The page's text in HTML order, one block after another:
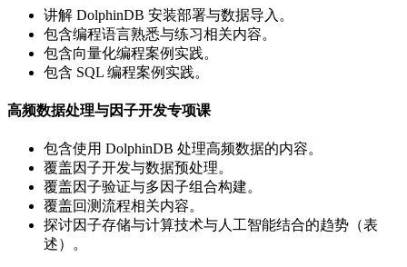
讲解 DolphinDB 安装部署与数据导入。
包含编程语言熟悉与练习相关内容。
包含向量化编程案例实践。
包含 SQL 编程案例实践。
高频数据处理与因子开发专项课
包含使用 DolphinDB 处理高频数据的内容。
覆盖因子开发与数据预处理。
覆盖因子验证与多因子组合构建。
覆盖回测流程相关内容。
探讨因子存储与计算技术与人工智能结合的趋势（表
述）。